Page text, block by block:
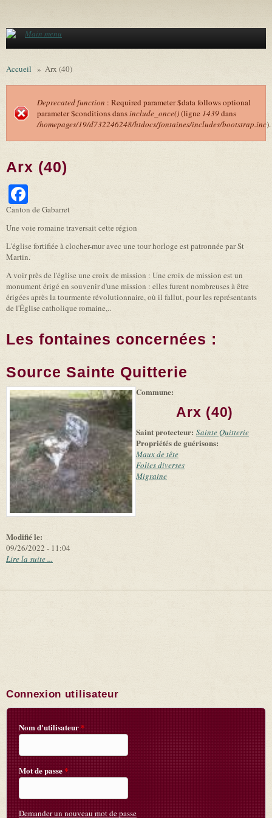
Main menu
Accueil » Arx (40)
Message d'erreur
Deprecated function : Required parameter $data follows optional
parameter $conditions dansinclude_once()(ligne 1439dans
/homepages/19/d732246248/htdocs/fontaines/includes/bootstrap.inc).
Arx (40)
Canton de Gabarret
Une voie romaine traversait cette région
L'église fortifiée à clocher-mur avec une tour horloge est patronnée par St
Martin.
A voir près de l'église une croix de mission : Une croix de mission est un
monument érigé en souvenir d'une mission : elles furent nombreuses à être
érigées après la tourmente révolutionnaire, où il fallut, pour les représentants
de l'Église catholique romaine,..
Les fontaines concernées :
Source Sainte Quitterie
Leaflet (link is
|
Tiles
(link is
and
suppliers
Modifié le:
09/26/2022 - 11:04
Commune:
Arx (40)
Saint protecteur: Sainte Quitterie
Propriétés de guérisons:
Maux de tête
Folies diverses
Migraine
Lire la suite ...
Connexion utilisateur
Nom d'utilisateur*
Mot de passe*
Demander un nouveau mot de passe